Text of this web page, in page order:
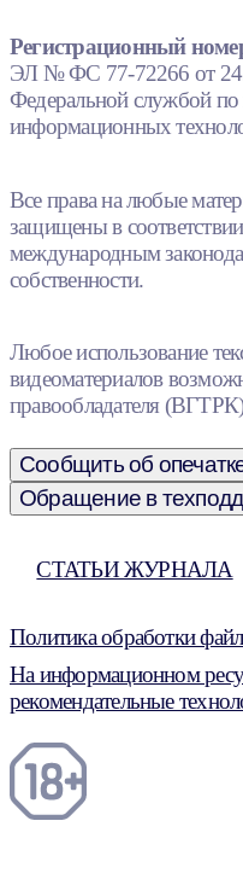
Регистрационный
ЭЛ № ФС 77-72266 от
Федеральной службой по
информационных
Все права на любые
защищены в
международным
собственности.
Любое использование
видеоматериалов
правообладателя
Сообщить об
Обращение в
СТАТЬИ ЖУРНАЛА
Политика обработки
На информационном
рекомендательные